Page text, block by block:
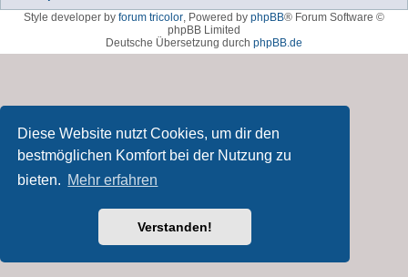
Diese Website nutzt Cookies, um dir den
bestmöglichen Komfort bei der Nutzung zu
bieten. Mehr erfahren
Verstanden!
Style developer by forum tricolor, Powered by phpBB® Forum Software ©
phpBB Limited
Deutsche Übersetzung durch phpBB.de